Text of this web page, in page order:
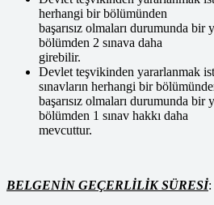
herhangi bir bölümünden
başarısız olmaları durumunda bir
bölümden 2 sınava daha
girebilir.
Devlet teşvikinden yararlanmak
sınavların herhangi bir
başarısız olmaları durumunda bir
bölümden 1 sınav hakkı daha
mevcuttur.
BELGENİN GEÇERLİLİK SÜRESİ: